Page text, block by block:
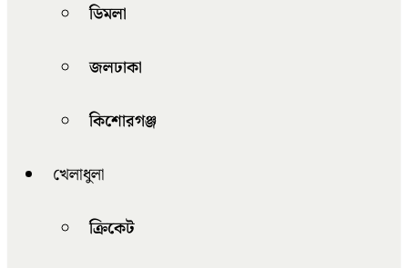
ডিমলা
জলঢাকা
কিশোরগঞ্জ
খেলাধুলা
ক্রিকেট